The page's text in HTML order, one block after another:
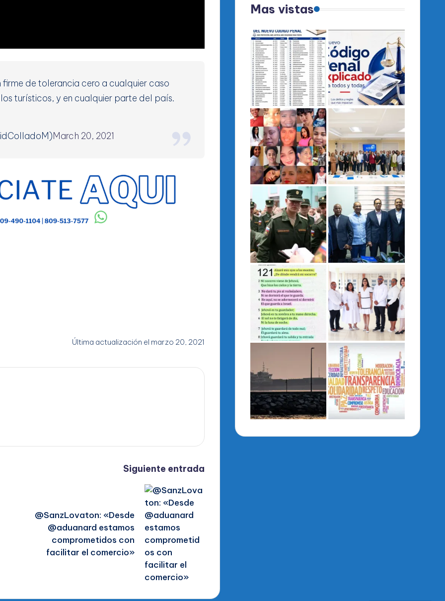
firme de tolerancia cero a cualquier caso
turísticos, y en cualquier parte del país.
March 20, 2021
Última actualización el marzo 20, 2021
Siguiente entrada
@SanzLovaton: «Desde
@aduanard estamos
comprometidos con
facilitar el comercio»
Mas vistas